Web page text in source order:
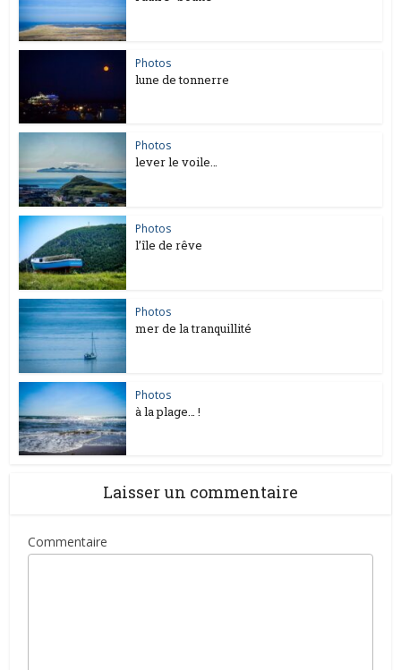
Photos
lune de tonnerre
Photos
lever le voile…
Photos
l’île de rêve
Photos
mer de la tranquillité
Photos
à la plage… !
Laisser un commentaire
Commentaire